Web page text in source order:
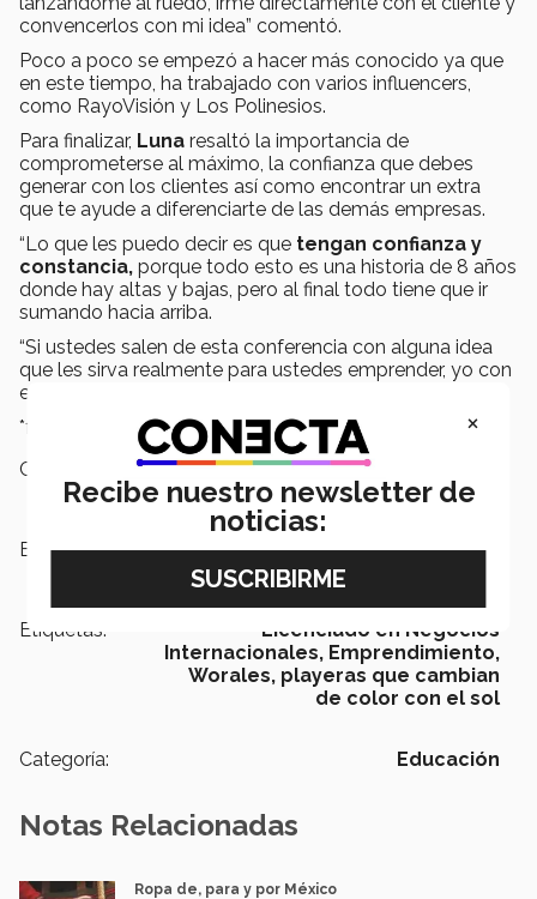
convencerlos con mi idea” comentó.
Poco a poco se empezó a hacer más conocido ya que
en este tiempo, ha trabajado con varios influencers,
como RayoVisión y Los Polinesios.
Para finalizar, Luna resaltó la importancia de
comprometerse al máximo, la confianza que debes
generar con los clientes así como encontrar un extra
que te ayude a diferenciarte de las demás empresas.
“Lo que les puedo decir es que tengan confianza y
constancia, porque todo esto es una historia de 8 años
donde hay altas y bajas, pero al final todo tiene que ir
sumando hacia arriba.
“Si ustedes salen de esta conferencia con alguna idea
que les sirva realmente para ustedes emprender, yo con
eso me doy por bien servido”, puntualizó Daniel.
*fotos Worales
Campus:
Estado de México
Escuelas: Negocios
Etiquetas:
Licenciado en Negocios
Internacionales, Emprendimiento,
Worales, playeras que cambian
de color con el sol
Categoría: Educación
Notas Relacionadas
Ropa de, para y por México
×
Recibe nuestro newsletter de
noticias: